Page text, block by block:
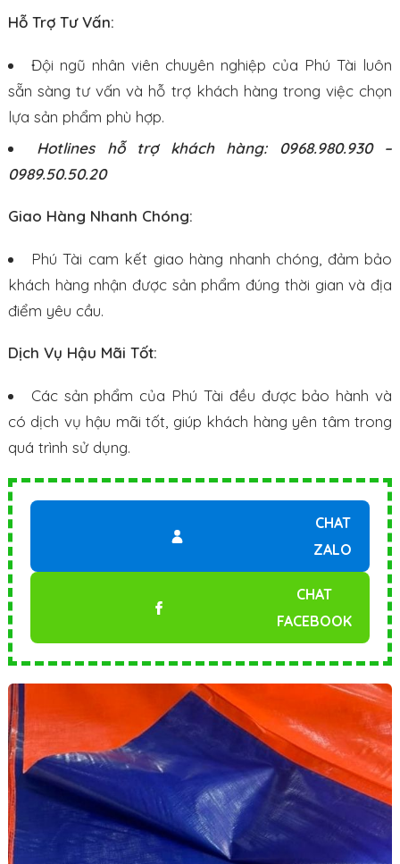
Hỗ Trợ Tư Vấn:
Đội ngũ nhân viên chuyên nghiệp của Phú Tài luôn
sẵn sàng tư vấn và hỗ trợ khách hàng trong việc chọn
lựa sản phẩm phù hợp.
Hotlines hỗ trợ khách hàng: 0968.980.930 –
0989.50.50.20
Giao Hàng Nhanh Chóng:
Phú Tài cam kết giao hàng nhanh chóng, đảm bảo
khách hàng nhận được sản phẩm đúng thời gian và địa
điểm yêu cầu.
Dịch Vụ Hậu Mãi Tốt:
Các sản phẩm của Phú Tài đều được bảo hành và
có dịch vụ hậu mãi tốt, giúp khách hàng yên tâm trong
quá trình sử dụng.
CHAT
ZALO
CHAT
FACEBOOK